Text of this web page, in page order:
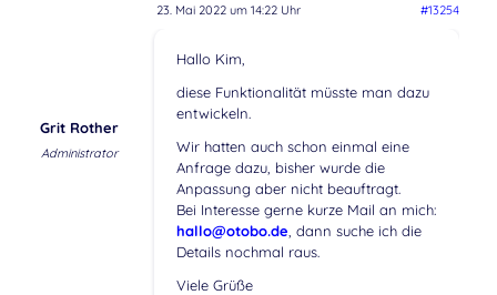
23. Mai 2022 um 14:22 Uhr #13254
Grit Rother
Administrator
Hallo Kim,
diese Funktionalität müsste man dazu
entwickeln.
Wir hatten auch schon einmal eine
Anfrage dazu, bisher wurde die
Anpassung aber nicht beauftragt.
Bei Interesse gerne kurze Mail an mich:
hallo@otobo.de , dann suche ich die
Details nochmal raus.
Viele Grüße